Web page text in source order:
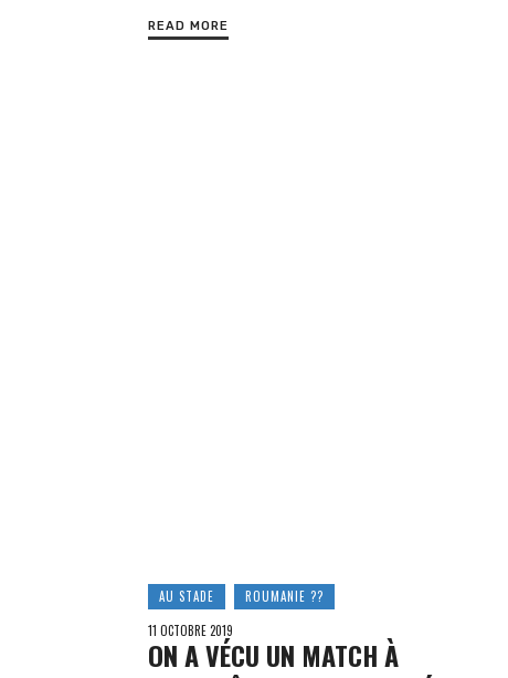
READ MORE
AU STADE
ROUMANIE ??
11 OCTOBRE 2019
ON A VÉCU UN MATCH À